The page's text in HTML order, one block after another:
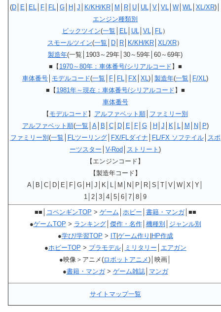
(D E EL F FL G H J K/KH/KR M R U UL V VL W WL XL/XR)│
エンジン種類別
ビックツイン(一覧 EL│ UL│ VL│ FL）
スモールツイン(一覧 D R K/KH/KR XL/XR）
製造年(一覧│1903～29年│30～59年│60～69年)
■【 1970～80年：車体番号/シリアルコード 】■
車体番号 モデルコード(一覧 F FL FX XL)│ 製造年(一覧 F/XL)
■【 1981年～現在：車体番号/シリアルコード 】■
車体番号
【 モデルコード 】 アルファベット順│ ファミリー別
アルファベット順(一覧 A│ B C│ D│ E│ F│ G│ H J K│ L│ M N P)
ファミリー別 (一覧 FLツーリング│ FX/FLダイナ FL/FX ソフテイル│ スポ
ーツスター V-Rod ストリート )
【エンジンコード】
【製造年コード】
A│B│C│D│E│F│G│H│J│K│L│M│N│P│R│S│T│V│W│X│Y│
1│2│3│4│5│6│7│8│9
■■│ コペンギンTOP > ゲーム ホビー 書籍・マンガ│■■
●ゲームTOP > ランキング│ 傑作・名作│ 機種別
ジャンル別
●学び/学習TOP > IT| ゲーム作り HP作成
●ホビーTOP > プラモデル│ ミリタリー
エアガン
●映像＞アニメ(ロボットアニメ)│映画│
●書籍・マンガ> ゲーム雑誌│ マンガ
サイトマップ一覧